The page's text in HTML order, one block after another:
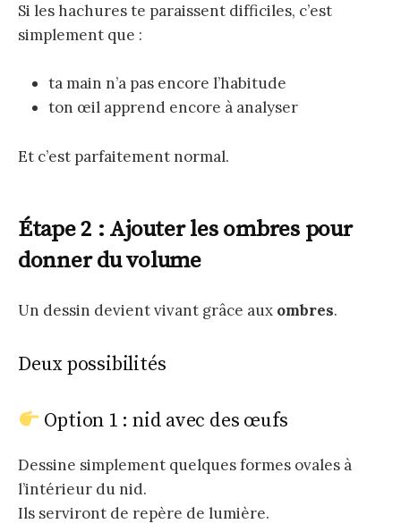
Si les hachures te paraissent difficiles, c’est
simplement que :
ta main n’a pas encore l’habitude
ton œil apprend encore à analyser
Et c’est parfaitement normal.
Étape 2 : Ajouter les ombres pour
donner du volume
Un dessin devient vivant grâce aux ombres.
Deux possibilités
Option 1 : nid avec des œufs
Dessine simplement quelques formes ovales à
l’intérieur du nid.
Ils serviront de repère de lumière.